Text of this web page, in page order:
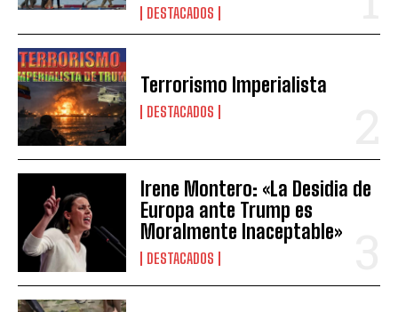
DESTACADOS
Terrorismo Imperialista
DESTACADOS
Irene Montero: «La Desidia de
Europa ante Trump es
Moralmente Inaceptable»
DESTACADOS